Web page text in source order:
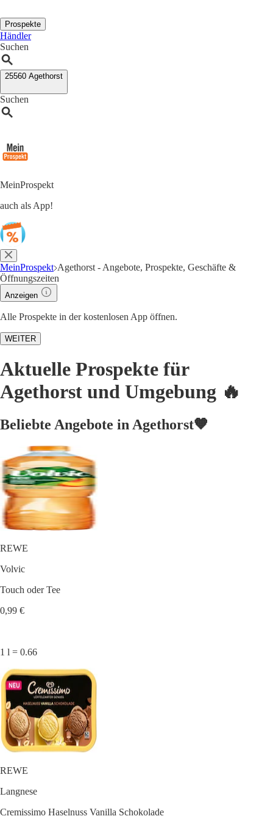
Prospekte
Händler
Suchen
25560 Agethorst
Suchen
MeinProspekt
auch als App!
MeinProspekt Agethorst - Angebote, Prospekte, Geschäfte &
Öffnungszeiten
Anzeigen
Alle Prospekte in der kostenlosen App öffnen.
WEITER
Aktuelle Prospekte für
Agethorst und Umgebung 🔥
Beliebte Angebote in Agethorst🧡
REWE
Volvic
Touch oder Tee
0,99 €
1 l = 0.66
REWE
Langnese
Cremissimo Haselnuss Vanilla Schokolade